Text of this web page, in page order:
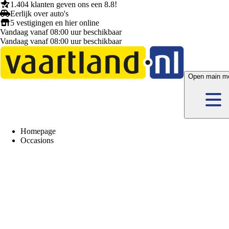
1.404 klanten geven ons een 8.8!
Eerlijk over auto's
5 vestigingen en hieronline
Vandaag vanaf 08:00 uur beschikbaar
Vandaag vanaf 08:00 uur beschikbaar
Open main
Homepage
Occasions